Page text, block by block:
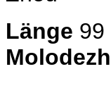
Länge 99